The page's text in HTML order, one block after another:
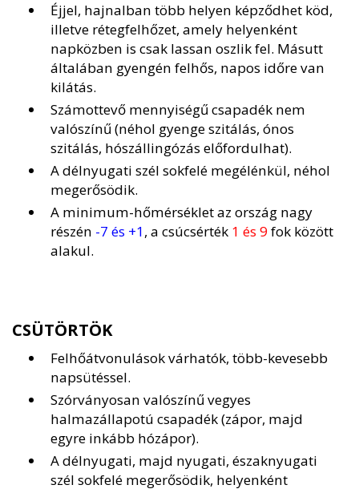
Éjjel, hajnalban több helyen képződhet köd,
illetve rétegfelhőzet, amely helyenként
napközben is csak lassan oszlik fel. Másutt
általában gyengén felhős, napos időre van
kilátás.
Számottevő mennyiségű csapadék nem
valószínű (néhol gyenge szitálás, ónos
szitálás, hószállingózás előfordulhat).
A délnyugati szél sokfelé megélénkül, néhol
megerősödik.
A minimum-hőmérséklet az ország nagy
részén -7 és +1, a csúcsérték 1 és 9fok között
alakul.
CSÜTÖRTÖK
Felhőátvonulások várhatók, több-kevesebb
napsütéssel.
Szórványosan valószínű vegyes
halmazállapotú csapadék (zápor, majd
egyre inkább hózápor).
A délnyugati, majd nyugati, északnyugati
szél sokfelé megerősödik, helyenként